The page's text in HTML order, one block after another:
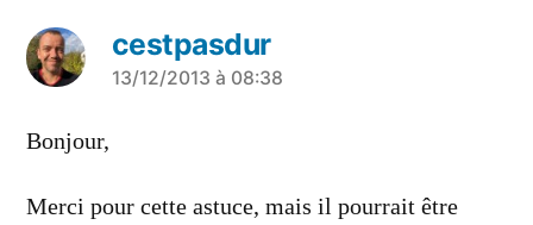
cestpasdur
a
13/12/2013 à 08:38
Bonjour,
Merci pour cette astuce, mais il pourrait être